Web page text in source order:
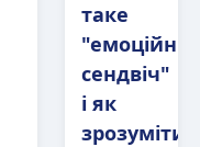
таке
сендвіч"
і як
зрозуміти,